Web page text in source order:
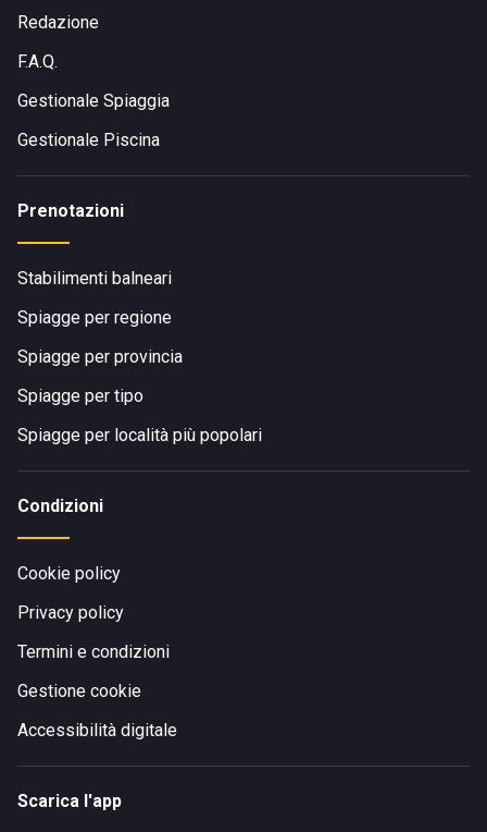
Redazione
F.A.Q.
Gestionale Spiaggia
Gestionale Piscina
Prenotazioni
Stabilimenti balneari
Spiagge per regione
Spiagge per provincia
Spiagge per tipo
Spiagge per località più popolari
Condizioni
Cookie policy
Privacy policy
Termini e condizioni
Gestione cookie
Accessibilità digitale
Scarica l'app